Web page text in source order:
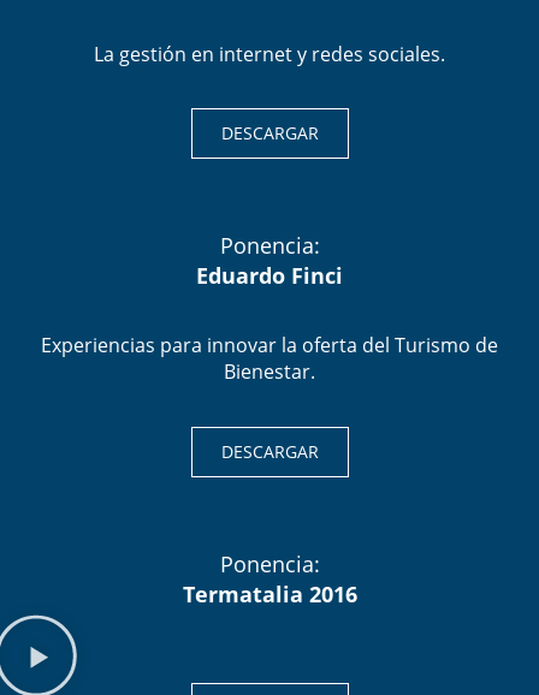
La gestión en internet y redes sociales.
DESCARGAR
Ponencia:
Eduardo Finci
Experiencias para innovar la oferta del Turismo de
Bienestar.
DESCARGAR
Ponencia:
Termatalia 2016